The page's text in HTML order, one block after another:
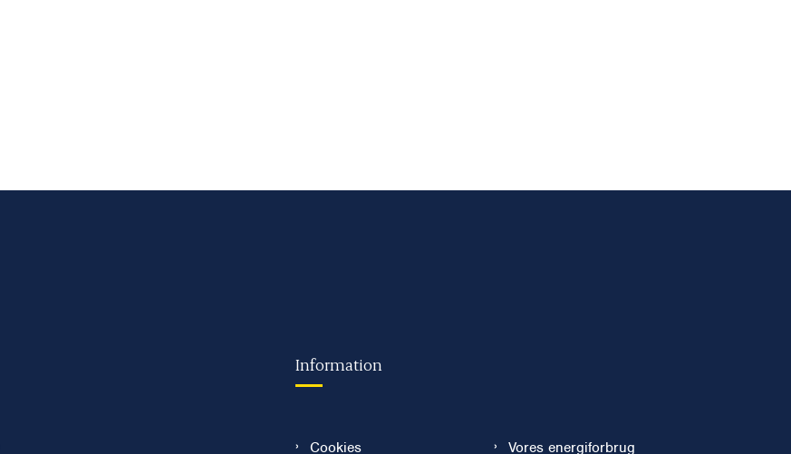
Information
Cookies Vores energiforbrug